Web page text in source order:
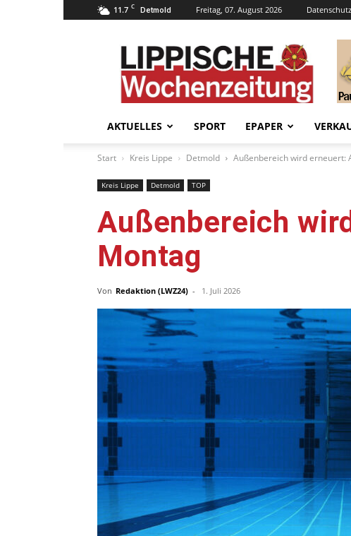
11.7 C Detmold Freitag, 07. August 2026 Datenschutz
Lippische
Wochenzeitung
–
LWZ24.de
AKTUELLES SPORT EPAPER
Start Kreis Lippe Detmold Außenbereich wird erneuert:
Kreis Lippe Detmold TOP
Außenbereich
Montag
Von Redaktion (LWZ24) - 1. Juli 2026